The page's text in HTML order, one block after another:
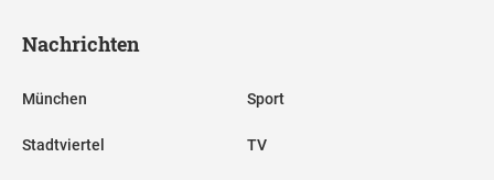
Nachrichten
München
Stadtviertel
Sport
TV